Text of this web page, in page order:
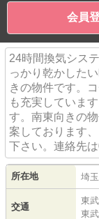
会員
24時間換気シス
っかり乾かした
きの物件です。
も充実していま
す。南東向きの
案しております
下さい。連絡先
所在地 埼
交通
東
東